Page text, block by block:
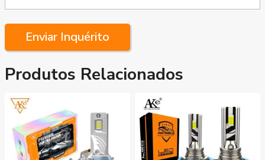
Enviar Inquérito
Produtos Relacionados